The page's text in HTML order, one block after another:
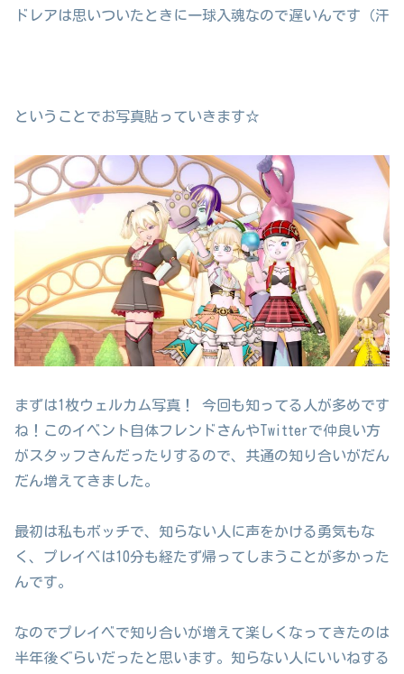
ドレアは思いついたときに一球入魂なので遅いんです（汗
ということでお写真貼っていきます☆
まずは1枚ウェルカム写真！ 今回も知ってる人が多めです
ね！このイベント自体フレンドさんやTwitterで仲良い方
がスタッフさんだったりするので、共通の知り合いがだん
だん増えてきました。
最初は私もボッチで、知らない人に声をかける勇気もな
く、プレイベは10分も経たず帰ってしまうことが多かった
んです。
なのでプレイベで知り合いが増えて楽しくなってきたのは
半年後ぐらいだったと思います。知らない人にいいねする